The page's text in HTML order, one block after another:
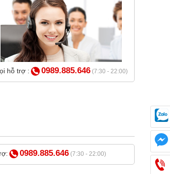
hỗ trợ : 0989.885.646 (7:30 - 22:00)
0989.885.646 (7:30 - 22:00)